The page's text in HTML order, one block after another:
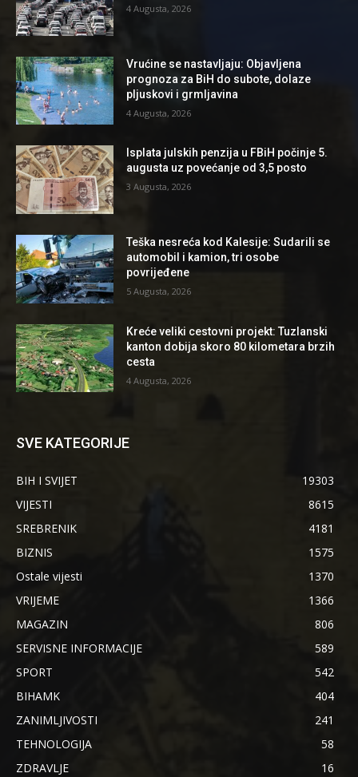
4 Augusta, 2026
Vrućine se nastavljaju: Objavljena
prognoza za BiH do subote, dolaze
pljuskovi i grmljavina
4 Augusta, 2026
Isplata julskih penzija u FBiH počinje 5.
augusta uz povećanje od 3,5 posto
3 Augusta, 2026
Teška nesreća kod Kalesije: Sudarili se
automobil i kamion, tri osobe
povrijeđene
5 Augusta, 2026
Kreće veliki cestovni projekt: Tuzlanski
kanton dobija skoro 80 kilometara brzih
cesta
4 Augusta, 2026
SVE KATEGORIJE
BIH I SVIJET
19303
VIJESTI
8615
SREBRENIK
4181
BIZNIS
1575
Ostale vijesti
1370
VRIJEME
1366
MAGAZIN
806
SERVISNE INFORMACIJE
589
SPORT
542
BIHAMK
404
ZANIMLJIVOSTI
241
TEHNOLOGIJA
58
ZDRAVLJE
16